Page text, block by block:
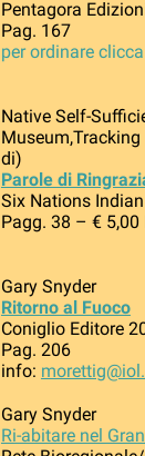
Pentagora
Pag. 167
per ordinare
Native Self-
Museum,Tracking
di)
Parole di
Six Nations
Pagg. 38 – € 5,00
Gary Snyder
Ritorno al Fuoco
Coniglio Editore
Pag. 206
info:
Gary Snyder
Ri-abitare nel